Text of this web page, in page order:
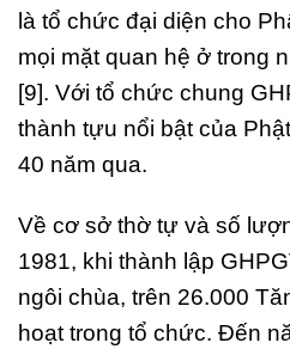
là tổ chức đại diện cho
mọi mặt quan hệ ở trong
[9]. Với tổ chức chung
thành tựu nổi bật của
40 năm qua.
Về cơ sở thờ tự và số
1981, khi thành lập
ngôi chùa, trên 26.000
hoạt trong tổ chức. Đến